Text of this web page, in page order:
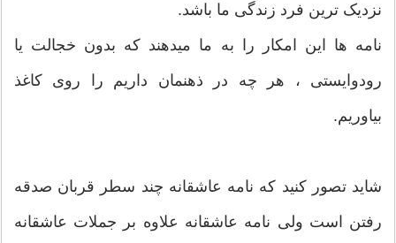
نزدیک ترین فرد زندگی ما باشد.
نامه ها این امکار را به ما میدهند که بدون خجالت یا
رودوایستی ، هر چه در ذهنمان داریم را روی کاغذ
بیاوریم.
شاید تصور کنید که نامه عاشقانه چند سطر قربان صدقه
رفتن است ولی نامه عاشقانه علاوه بر جملات عاشقانه